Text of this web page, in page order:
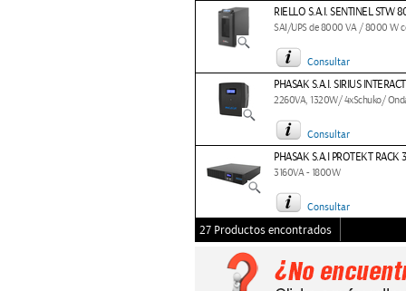
RIELLO S.A.I. SENTINEL STW
SAI/UPS de 8000 VA / 8000 W
Consultar
PHASAK S.A.I. SIRIUS
2260VA, 1320W/ 4xSchuko/
Consultar
PHASAK S.A.I PROTEKT RACK
3160VA - 1800W
Consultar
27 Productos encontrados